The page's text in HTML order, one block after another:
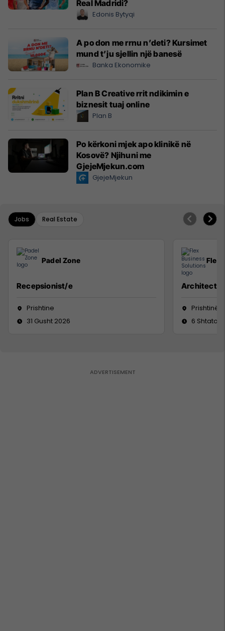
Real Madridi?
Edonis Bytyqi
A po don me rrnu n’deti? Kursimet
mund t’ju sjellin një banesë
Banka Ekonomike
Plan B Creative rrit ndikimin e
biznesit tuaj online
Plan B
Po kërkoni mjek apo klinikë në
Kosovë? Njihuni me
GjejeMjekun.com
GjejeMjekun
Jobs Real Estate
Padel Zone
Recepsionist/e
Prishtine
31 Gusht 2026
Flex
Architect
Prishtinë
6 Shtator